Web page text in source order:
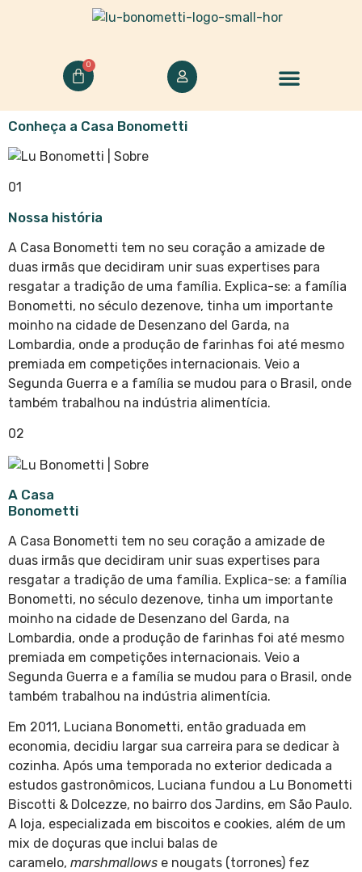
0
Conheça a Casa Bonometti
01
Nossa história
A Casa Bonometti tem no seu coração a amizade de
duas irmãs que decidiram unir suas expertises para
resgatar a tradição de uma família. Explica-se: a família
Bonometti, no século dezenove, tinha um importante
moinho na cidade de Desenzano del Garda, na
Lombardia, onde a produção de farinhas foi até mesmo
premiada em competições internacionais. Veio a
Segunda Guerra e a família se mudou para o Brasil, onde
também trabalhou na indústria alimentícia.
02
A Casa
Bonometti
A Casa Bonometti tem no seu coração a amizade de
duas irmãs que decidiram unir suas expertises para
resgatar a tradição de uma família. Explica-se: a família
Bonometti, no século dezenove, tinha um importante
moinho na cidade de Desenzano del Garda, na
Lombardia, onde a produção de farinhas foi até mesmo
premiada em competições internacionais. Veio a
Segunda Guerra e a família se mudou para o Brasil, onde
também trabalhou na indústria alimentícia.
Em 2011, Luciana Bonometti, então graduada em
economia, decidiu largar sua carreira para se dedicar à
cozinha. Após uma temporada no exterior dedicada a
estudos gastronômicos, Luciana fundou a Lu Bonometti
Biscotti & Dolcezze, no bairro dos Jardins, em São Paulo.
A loja, especializada em biscoitos e cookies, além de um
mix de doçuras que inclui balas de
caramelo, marshmallows e nougats (torrones) fez